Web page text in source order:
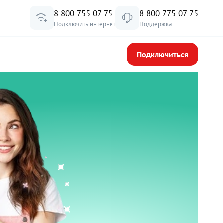
8 800 755 07 75
Подключить интернет
8 800 775 07 75
Поддержка
Подключиться